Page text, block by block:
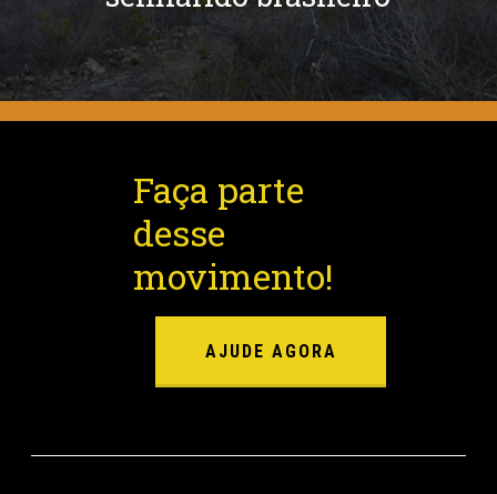
Faça parte
desse
movimento!
AJUDE AGORA